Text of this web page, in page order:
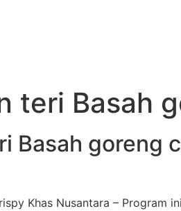
teri Basah
Basah goreng
Khas Nusantara –